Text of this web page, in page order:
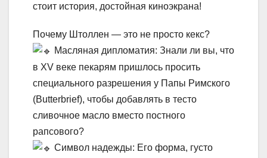
стоит история, достойная киноэкрана!
Почему Штоллен — это не просто кекс?
Масляная дипломатия: Знали ли вы, что
в XV веке пекарям пришлось просить
специального разрешения у Папы Римского
(Butterbrief), чтобы добавлять в тесто
сливочное масло вместо постного
рапсового?
Символ надежды: Его форма, густо